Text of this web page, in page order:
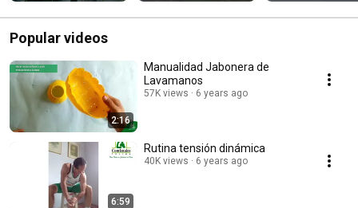
Popular videos
2:16
Manualidad Jabonera de
Lavamanos
57K views 6 years ago
6:59
Rutina tensión dinámica
40K views 6 years ago